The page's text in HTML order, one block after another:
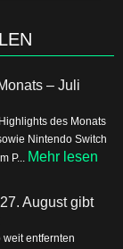
– Juli
des Monats
Nintendo Switch
P... Mehr lesen
August gibt
entfernten